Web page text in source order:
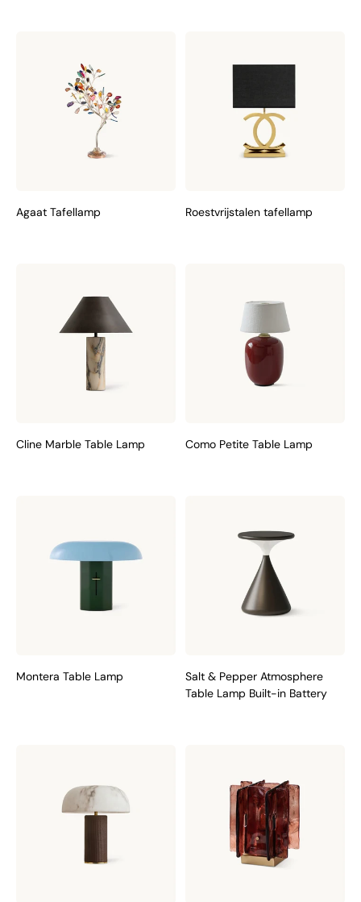
Agaat Tafellamp Roestvrijstalen tafellamp
Cline Marble Table Lamp Como Petite Table Lamp
Montera Table Lamp
Salt & Pepper Atmosphere
Table Lamp Built-in Battery